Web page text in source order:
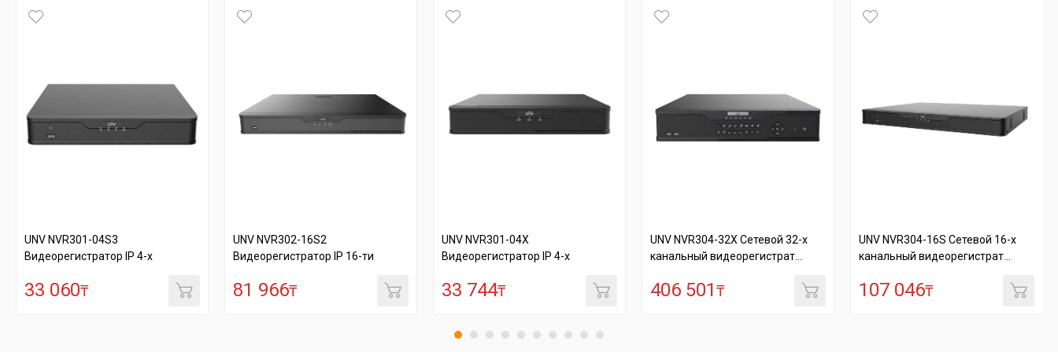
UNV NVR301-04S3
Видеорегистратор IP 4-х
33 060₸
UNV NVR302-16S2
Видеорегистратор IP 16-ти
81 966₸
UNV NVR301-04X
Видеорегистратор IP 4-х
33 744₸
UNV NVR304-32X Сетевой 32-х
канальный видеорегистрат...
406 501₸
UNV NVR304-16S Сетевой 16-х
канальный видеорегистрат...
107 046₸